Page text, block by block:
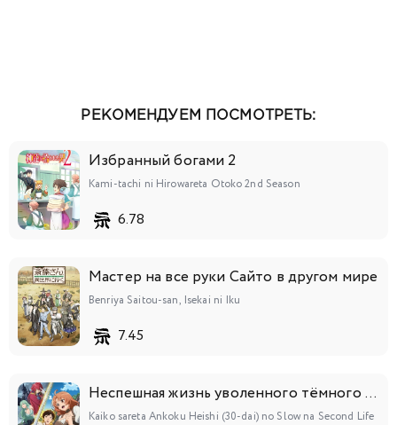
РЕКОМЕНДУЕМ ПОСМОТРЕТЬ:
Избранный богами 2
Kami-tachi ni Hirowareta Otoko 2nd Season
6.78
Мастер на все руки Сайто в другом мире
Benriya Saitou-san, Isekai ni Iku
7.45
Неспешная жизнь уволенного тёмного солдата (тридцати лет)
Kaiko sareta Ankoku Heishi (30-dai) no Slow na Second Life